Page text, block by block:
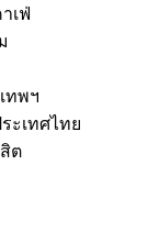
เฟ่
ทพฯ
ะเทศไทย
ต